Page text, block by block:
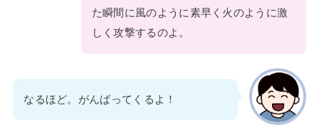
た瞬間に風のように素早く火のように激
しく攻撃するのよ。
なるほど。がんばってくるよ！